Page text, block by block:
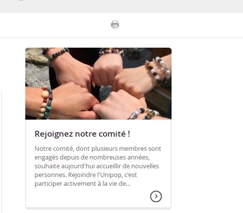
Rejoignez notre comité !
Notre comité, dont plusieurs membres sont
engagés depuis de nombreuses années,
souhaite aujourd'hui accueillir de nouvelles
personnes. Rejoindre l'Unipop, c'est
participer activement à la vie de...